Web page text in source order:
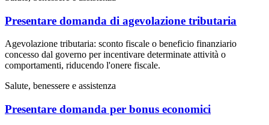
Presentare domanda di agevolazione tributaria
Agevolazione tributaria: sconto fiscale o beneficio finanziario
concesso dal governo per incentivare determinate attività o
comportamenti, riducendo l'onere fiscale.
Salute, benessere e assistenza
Presentare domanda per bonus economici